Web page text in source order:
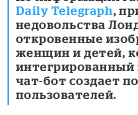
Daily Telegraph,
недовольства
откровенные
женщин и детей,
интегрированный
чат-бот создает
пользователей.